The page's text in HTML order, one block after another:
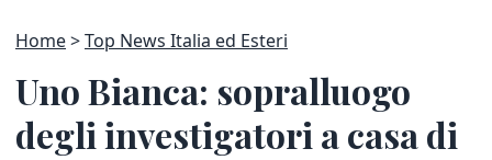
Home Top News Italia ed Esteri
Uno Bianca: sopralluogo
degli investigatori a casa di